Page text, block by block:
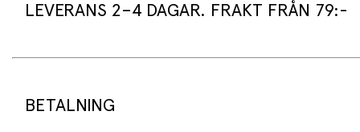
LEVERANS 2–4 DAGAR. FRAKT FRÅN 79:-
Standard leveranstid för varor som finns i lager är 2–4 dagar.
BETALNING